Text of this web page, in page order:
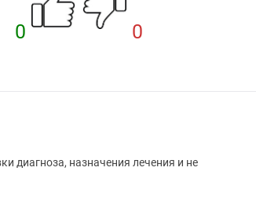
0 0
диагноза, назначения лечения и не